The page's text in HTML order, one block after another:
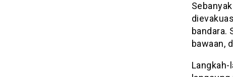
bandara.
bawaan,
Langkah-